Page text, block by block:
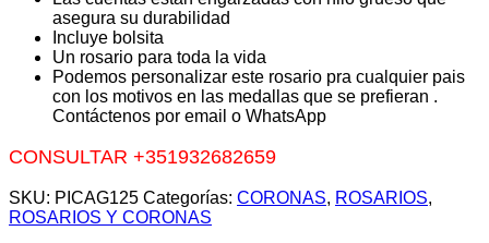
asegura su durabilidad
Incluye bolsita
Un rosario para toda la vida
Podemos personalizar este rosario pra cualquier pais
con los motivos en las medallas que se prefieran .
Contáctenos por email o WhatsApp
CONSULTAR +351932682659
SKU: PICAG125 Categorías: CORONAS, ROSARIOS,
ROSARIOS Y CORONAS